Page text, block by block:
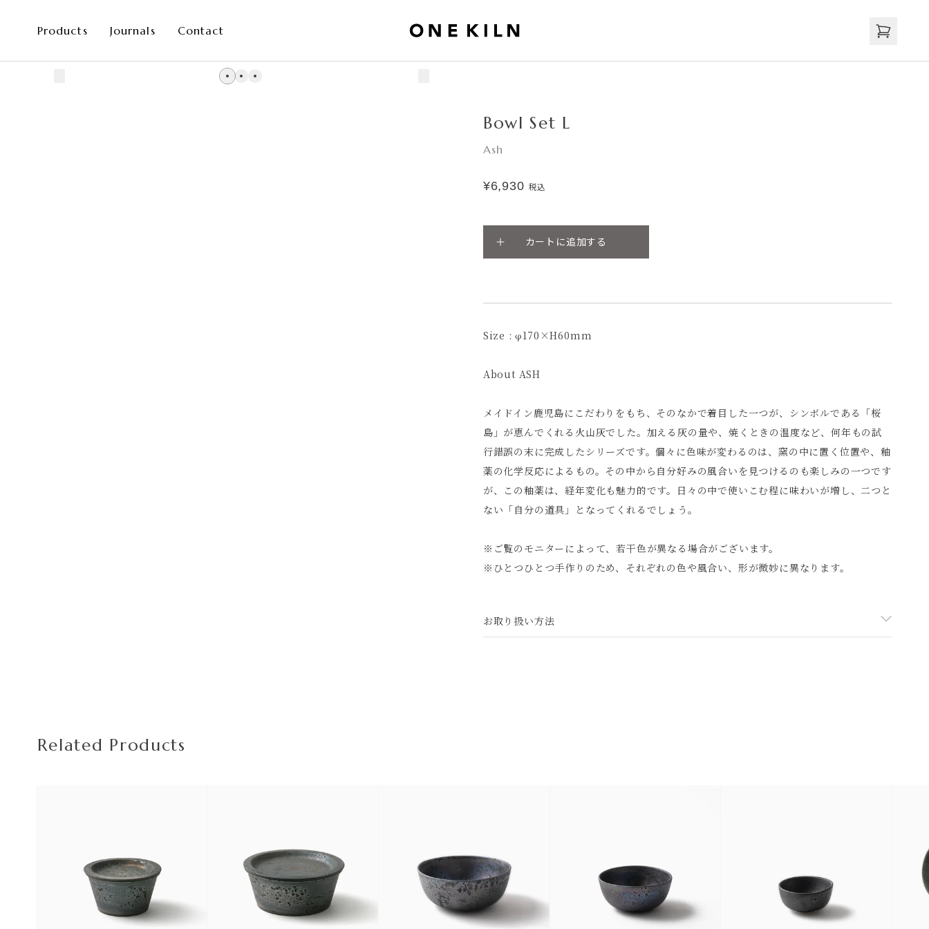
Products Journals Contact
Bowl Set L
Ash
¥6,930 税込
カートに追加する
Size : φ170×H60mm
About ASH
メイドイン鹿児島にこだわりをもち、そのなかで着目した一つが、シンボルである「桜
島」が恵んでくれる火山灰でした。加える灰の量や、焼くときの温度など、何年もの試
行錯誤の末に完成したシリーズです。個々に色味が変わるのは、窯の中に置く位置や、釉
薬の化学反応によるもの。その中から自分好みの風合いを見つけるのも楽しみの一つです
が、この釉薬は、経年変化も魅力的です。日々の中で使いこむ程に味わいが増し、二つと
ない「自分の道具」となってくれるでしょう。
※ご覧のモニターによって、若干色が異なる場合がございます。
※ひとつひとつ手作りのため、それぞれの色や風合い、形が微妙に異なります。
お取り扱い方法
Related Products